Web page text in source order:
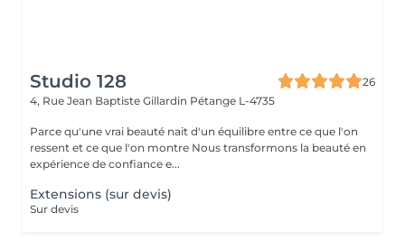
Studio 128
26
4, Rue Jean Baptiste Gillardin Pétange L-4735
Parce qu'une vrai beauté nait d'un équilibre entre ce que l'on
ressent et ce que l'on montre Nous transformons la beauté en
expérience de confiance e...
Extensions (sur devis)
Sur devis